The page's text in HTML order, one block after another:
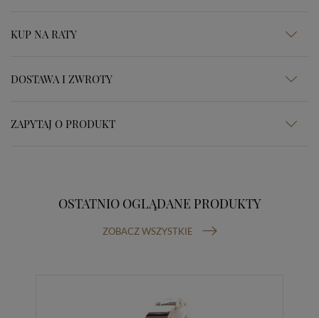
KUP NA RATY
DOSTAWA I ZWROTY
ZAPYTAJ O PRODUKT
OSTATNIO OGLĄDANE PRODUKTY
ZOBACZ WSZYSTKIE